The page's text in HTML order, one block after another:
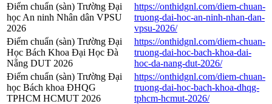
Điểm chuẩn (sàn) Trường Đại
học An ninh Nhân dân VPSU
2026
https://onthidgnl.com/diem-chuan-
truong-dai-hoc-an-ninh-nhan-dan-
vpsu-2026/
Điểm chuẩn (sàn) Trường Đại
Học Bách Khoa Đại Học Đà
Nẵng DUT 2026
https://onthidgnl.com/diem-chuan-
truong-dai-hoc-bach-khoa-dai-
hoc-da-nang-dut-2026/
Điểm chuẩn (sàn) Trường Đại
học Bách khoa ĐHQG
TPHCM HCMUT 2026
https://onthidgnl.com/diem-chuan-
truong-dai-hoc-bach-khoa-dhqg-
tphcm-hcmut-2026/